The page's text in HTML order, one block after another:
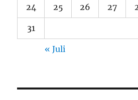
24 25 26 27
31
« Juli